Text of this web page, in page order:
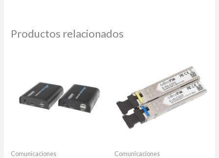
Productos relacionados
Comunicaciones Comunicaciones